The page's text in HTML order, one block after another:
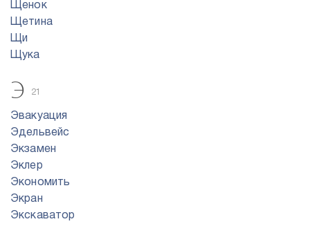
Щенок
Щетина
Щи
Щука
Э 21
Эвакуация
Эдельвейс
Экзамен
Эклер
Экономить
Экран
Экскаватор